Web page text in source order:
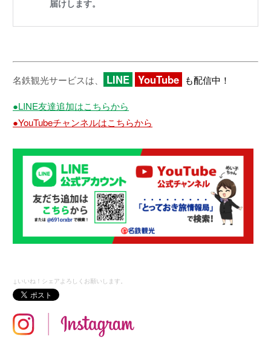
名鉄観光サービスは、 LINE YouTube も配信中！
●LINE友達追加はこちらから
●YouTubeチャンネルはこちらから
↓いいね！シェアよろしくお願いします。